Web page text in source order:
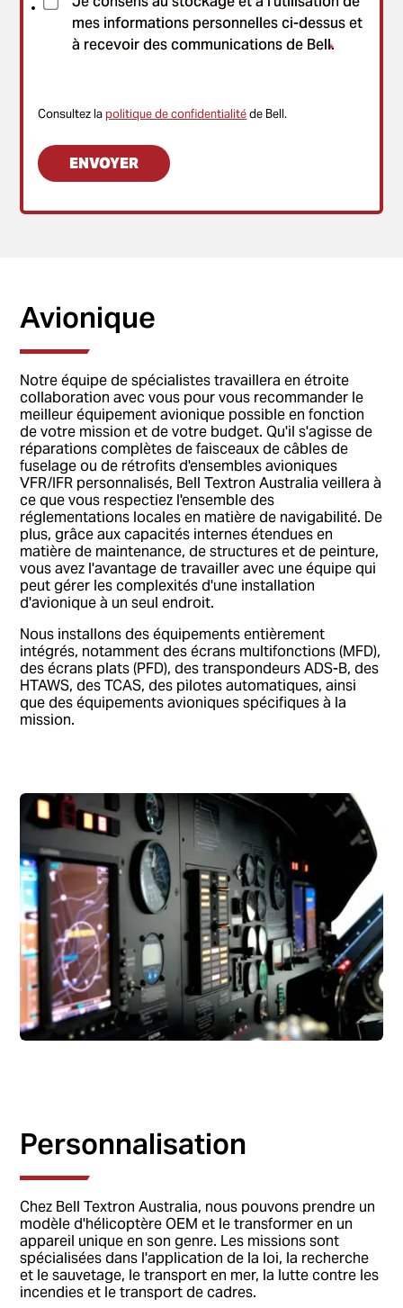
mes informations personnelles ci-dessus et
à recevoir des communications de Bell.
*
Consultez lapolitique de confidentialitéde Bell.
Avionique
Notre équipe de spécialistes travaillera en étroite
collaboration avec vous pour vous recommander le
meilleur équipement avionique possible en fonction
de votre mission et de votre budget. Qu'il s'agisse de
réparations complètes de faisceaux de câbles de
fuselage ou de rétrofits d'ensembles avioniques
VFR/IFR personnalisés, Bell Textron Australia veillera à
ce que vous respectiez l'ensemble des
réglementations locales en matière de navigabilité. De
plus, grâce aux capacités internes étendues en
matière de maintenance, de structures et de peinture,
vous avez l'avantage de travailler avec une équipe qui
peut gérer les complexités d'une installation
d'avionique à un seul endroit.
Nous installons des équipements entièrement
intégrés, notamment des écrans multifonctions (MFD),
des écrans plats (PFD), des transpondeurs ADS-B, des
HTAWS, des TCAS, des pilotes automatiques, ainsi
que des équipements avioniques spécifiques à la
mission.
Personnalisation
Chez Bell Textron Australia, nous pouvons prendre un
modèle d'hélicoptère OEM et le transformer en un
appareil unique en son genre. Les missions sont
spécialisées dans l'application de la loi, la recherche
et le sauvetage, le transport en mer, la lutte contre les
incendies et le transport de cadres.